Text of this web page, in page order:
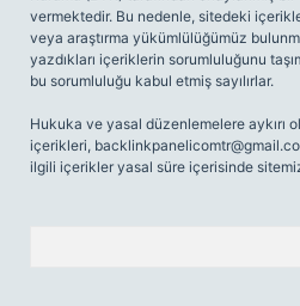
vermektedir. Bu nedenle, sitedeki
veya araştırma yükümlülüğümüz
yazdıkları içeriklerin sorumluluğunu
bu sorumluluğu kabul etmiş sayılırlar.
Hukuka ve yasal düzenlemelere aykırı
içerikleri,
ilgili içerikler yasal süre içerisinde